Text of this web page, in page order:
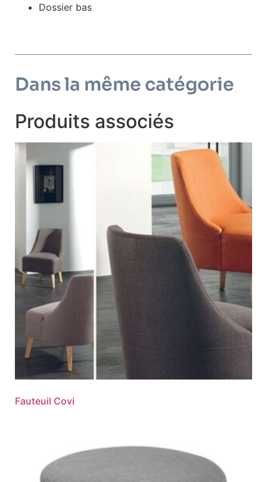
Dossier bas
Dans la même catégorie
Produits associés
Fauteuil Covi